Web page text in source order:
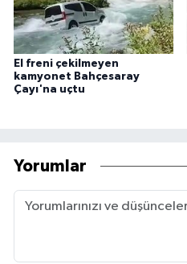
El freni çekilmeyen
kamyonet Bahçesaray
Çayı'na uçtu
Yorumlar